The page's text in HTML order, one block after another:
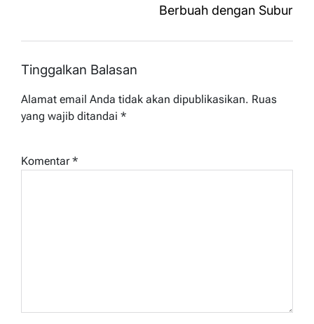
Berbuah dengan Subur
Tinggalkan Balasan
Alamat email Anda tidak akan dipublikasikan. Ruas
yang wajib ditandai *
Komentar*